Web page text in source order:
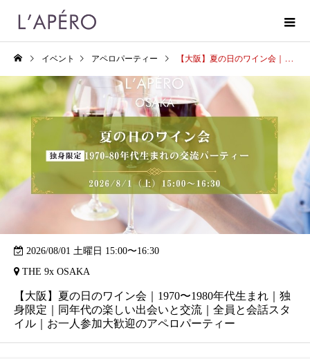
イベント アペロパーティー 【大阪】夏の日のワイン会｜1970〜1980年代生まれ｜独身限定｜同年代の楽しい出会いと交流｜全員と会話スタイル｜お一人参加大歓迎のアペロパーティー
2026/08/01 土曜日 15:00〜16:30
THE 9x OSAKA
【大阪】夏の日のワイン会｜1970〜1980年代生まれ｜独
身限定｜同年代の楽しい出会いと交流｜全員と会話スタ
イル｜お一人参加大歓迎のアペロパーティー